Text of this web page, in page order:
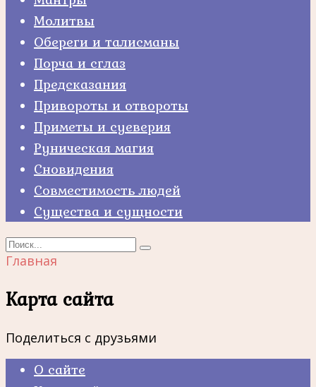
Молитвы
Обереги и талисманы
Порча и сглаз
Предсказания
Привороты и отвороты
Приметы и суеверия
Руническая магия
Сновидения
Совместимость людей
Существа и сущности
Search
for:
Главная
Карта сайта
Поделиться с друзьями
О сайте